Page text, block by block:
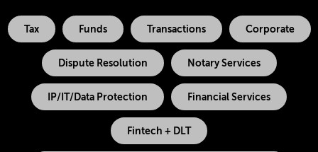
Tax Funds Transactions Corporate
Dispute Resolution Notary Services
IP/IT/Data Protection Financial Services
Fintech + DLT